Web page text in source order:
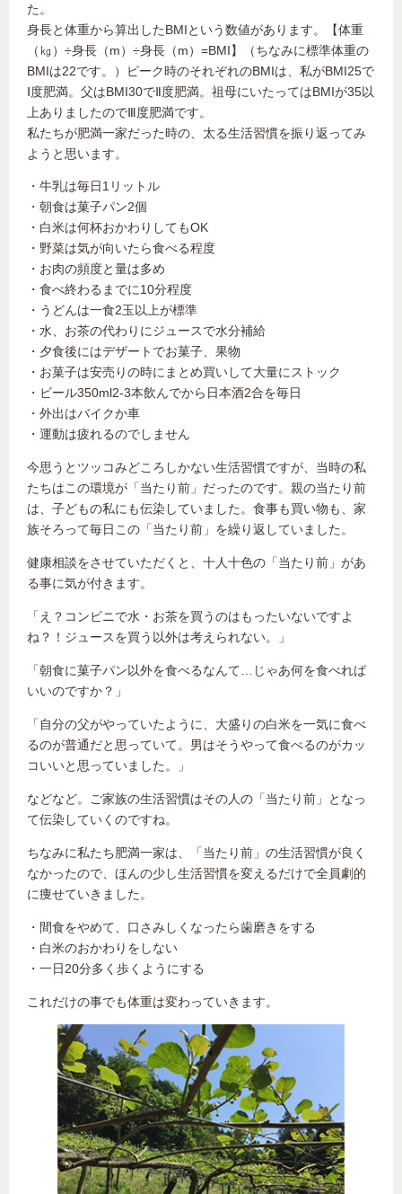
た。
身長と体重から算出したBMIという数値があります。【体重
（㎏）÷身長（m）÷身長（m）=BMI】（ちなみに標準体重の
BMIは22です。）ピーク時のそれぞれのBMIは、私がBMI25で
Ⅰ度肥満。父はBMI30でⅡ度肥満。祖母にいたってはBMIが35以
上ありましたのでⅢ度肥満です。
私たちが肥満一家だった時の、太る生活習慣を振り返ってみ
ようと思います。
・牛乳は毎日1リットル
・朝食は菓子パン2個
・白米は何杯おかわりしてもOK
・野菜は気が向いたら食べる程度
・お肉の頻度と量は多め
・食べ終わるまでに10分程度
・うどんは一食2玉以上が標準
・水、お茶の代わりにジュースで水分補給
・夕食後にはデザートでお菓子、果物
・お菓子は安売りの時にまとめ買いして大量にストック
・ビール350ml2-3本飲んでから日本酒2合を毎日
・外出はバイクか車
・運動は疲れるのでしません
今思うとツッコみどころしかない生活習慣ですが、当時の私
たちはこの環境が「当たり前」だったのです。親の当たり前
は、子どもの私にも伝染していました。食事も買い物も、家
族そろって毎日この「当たり前」を繰り返していました。
健康相談をさせていただくと、十人十色の「当たり前」があ
る事に気が付きます。
「え？コンビニで水・お茶を買うのはもったいないですよ
ね？！ジュースを買う以外は考えられない。」
「朝食に菓子パン以外を食べるなんて…じゃあ何を食べれば
いいのですか？」
「自分の父がやっていたように、大盛りの白米を一気に食べ
るのが普通だと思っていて。男はそうやって食べるのがカッ
コいいと思っていました。」
などなど。ご家族の生活習慣はその人の「当たり前」となっ
て伝染していくのですね。
ちなみに私たち肥満一家は、「当たり前」の生活習慣が良く
なかったので、ほんの少し生活習慣を変えるだけで全員劇的
に痩せていきました。
・間食をやめて、口さみしくなったら歯磨きをする
・白米のおかわりをしない
・一日20分多く歩くようにする
これだけの事でも体重は変わっていきます。